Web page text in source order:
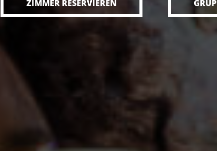
ZIMMER RESERVIEREN